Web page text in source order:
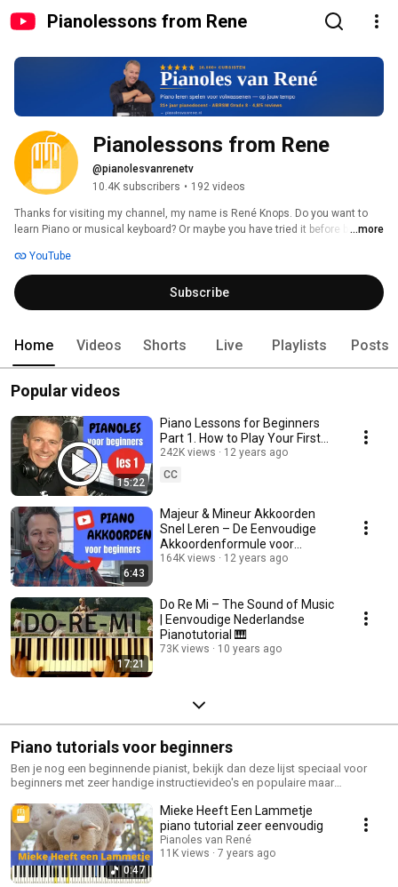
Pianolessons from Rene
Pianolessons from Rene
@pianolesvanrenetv
10.4K subscribers • 192 videos
Thanks for visiting my channel, my name is René Knops. Do you want to
learn Piano or musical keyboard? Or maybe you have tried it before but
of experience as an piano teacher, pianist en music school owner i am
here to share my knowledge and tips to help you learn fast, fun en easy
using the latest techniques and resources.
...more
YouTube
Subscribe
Home Videos Shorts Live Playlists Posts
Popular videos
15:22
Piano Lessons for Beginners
Part 1. How to Play Your First
Piece in 15 Minutes 🎹
242K views
12 years ago
CC
6:43
Majeur & Mineur Akkoorden
Snel Leren – De Eenvoudige
Akkoordenformule voor
Beginners 🎹
164K views 12 years ago
17:21
Do Re Mi – The Sound of Music
| Eenvoudige Nederlandse
Pianotutorial 🎹
73K views 10 years ago
Piano tutorials voor beginners
Ben je nog een beginnende pianist, bekijk dan deze lijst speciaal voor
beginners met zeer handige instructievideo's en populaire maar
afspeelsnelheid aan als het te snel voor je gaat.
0:47
Mieke Heeft Een Lammetje
piano tutorial zeer eenvoudig
Pianoles van René
11K views
7 years ago